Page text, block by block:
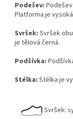
Podešev:
Platforma je
Svršek: Svršek
je tělová černá.
Podšívka:
Stélka: Stélka je
Svršek: